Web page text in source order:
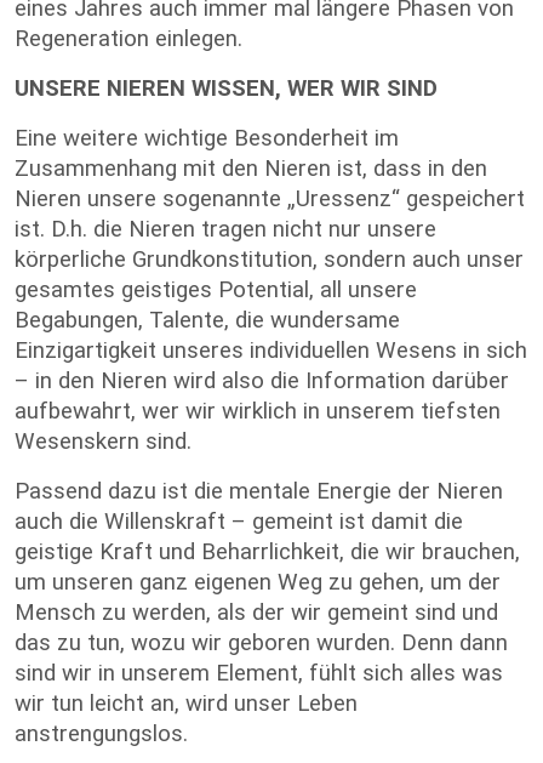
eines Jahres auch immer mal längere Phasen von
Regeneration einlegen.
UNSERE NIEREN WISSEN, WER WIR SIND
Eine weitere wichtige Besonderheit im
Zusammenhang mit den Nieren ist, dass in den
Nieren unsere sogenannte „Uressenz“ gespeichert
ist. D.h. die Nieren tragen nicht nur unsere
körperliche Grundkonstitution, sondern auch unser
gesamtes geistiges Potential, all unsere
Begabungen, Talente, die wundersame
Einzigartigkeit unseres individuellen Wesens in sich
– in den Nieren wird also die Information darüber
aufbewahrt, wer wir wirklich in unserem tiefsten
Wesenskern sind.
Passend dazu ist die mentale Energie der Nieren
auch die Willenskraft – gemeint ist damit die
geistige Kraft und Beharrlichkeit, die wir brauchen,
um unseren ganz eigenen Weg zu gehen, um der
Mensch zu werden, als der wir gemeint sind und
das zu tun, wozu wir geboren wurden. Denn dann
sind wir in unserem Element, fühlt sich alles was
wir tun leicht an, wird unser Leben
anstrengungslos.